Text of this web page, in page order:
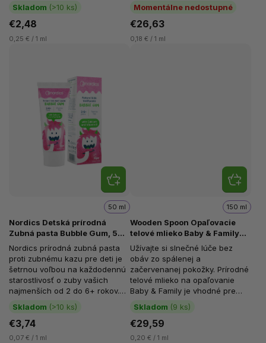
Skladom (>10 ks)
€2,48
0,25 € / 1 ml
Momentálne nedostupné
€26,63
0,18 € / 1 ml
Nordics Detská prírodná
Zubná pasta Bubble Gum, 50
ml
Skladom (>10 ks)
50 ml
€3,74
0,07 € / 1 ml
Nordics prírodná zubná pasta
proti zubnému kazu pre deti je
šetrnou voľbou na každodennú
starostlivosť o zuby vašich
najmenších od 2 do 6+ rokov.
Bez fluóru a s dôrazom na...
Wooden Spoon Opaľovacie
telové mlieko Baby & Family
SPF50 v tube, Neviditeľný
zinok, Tuba, 150 ml
Skladom (9 ks)
150 ml
€29,59
0,20 € / 1 ml
Užívajte si slnečné lúče bez
obáv zo spálenej a
začervenanej pokožky. Prírodné
telové mlieko na opaľovanie
Baby & Family je vhodné pre
bábätká 0+, deti i dospelých....